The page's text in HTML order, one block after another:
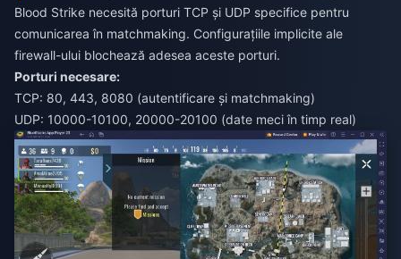
Blood Strike necesită porturi TCP și UDP specifice pentru
comunicarea în matchmaking. Configurațiile implicite ale
firewall-ului blochează adesea aceste porturi.
Porturi necesare:
TCP: 80, 443, 8080 (autentificare și matchmaking)
UDP: 10000-10100, 20000-20100 (date meci în timp real)